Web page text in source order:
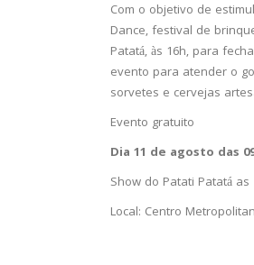
Com o objetivo de
Dance, festival de
Patatá, às 16h, para
evento para atender o
sorvetes e cervejas
Evento gratuito
Dia 11 de agosto das
Show do Patati Patatá as
Local: Centro